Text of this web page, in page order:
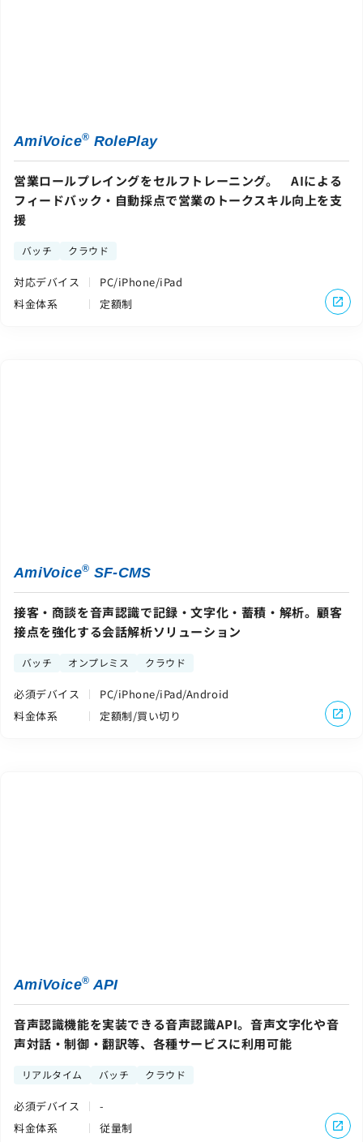
AmiVoice® RolePlay
営業ロールプレイングをセルフトレーニング。 AIによる
フィードバック・自動採点で営業のトークスキル向上を支
援
バッチ クラウド
対応デバイス
PC/iPhone/iPad
料金体系
定額制
AmiVoice® SF-CMS
接客・商談を音声認識で記録・文字化・蓄積・解析。顧客
接点を強化する会話解析ソリューション
バッチ オンプレミス クラウド
必須デバイス
PC/iPhone/iPad/Android
料金体系
定額制/買い切り
AmiVoice® API
音声認識機能を実装できる音声認識API。音声文字化や音
声対話・制御・翻訳等、各種サービスに利用可能
リアルタイム バッチ クラウド
必須デバイス
-
料金体系
従量制